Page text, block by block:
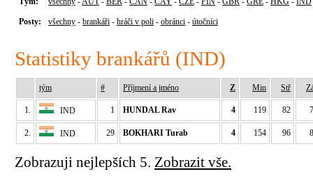
Posty: všechny - brankáři - hráči v poli - obránci - útočníci
Statistiky brankářů (IND)
tým # Příjmení a jméno Z Min Stř
1. IND 1 HUNDAL Rav 4 119 82
2. IND 29 BOKHARI Turab 4 154 96
Zobrazuji nejlepších 5. Zobrazit vše.